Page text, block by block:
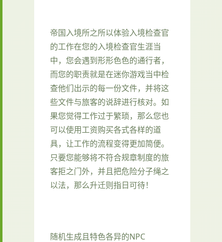
帝国入境所之所以体验入境检查官
的工作在您的入境检查官生涯当
中，您会遇到形形色色的通行者，
而您的职责就是在迷你游戏当中检
查他们出示的每一份文件，并将这
些文件与旅客的说辞进行核对。如
果您觉得工作过于繁琐，那么您也
可以使用工资购买各式各样的道
具，让工作的流程变得更加简便。
只要您能够将不符合规章制度的旅
客拒之门外，并且把危险分子绳之
以法，那么升迁则指日可待！
随机生成且特色各异的NPC